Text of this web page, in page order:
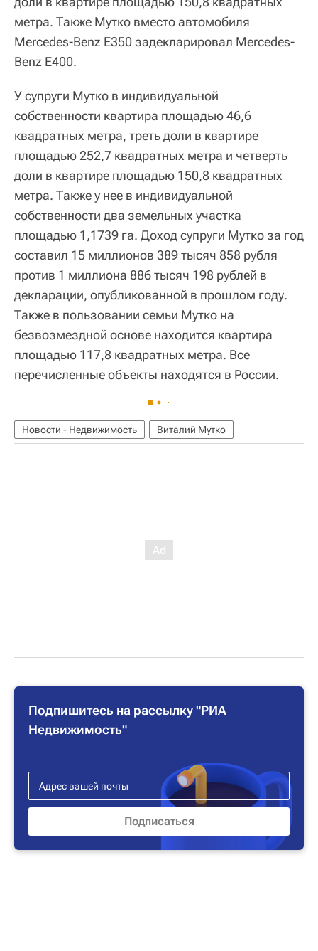
метра. Также Мутко вместо автомобиля
Mercedes-Benz Е350 задекларировал Mercedes-
Benz E400.
У супруги Мутко в индивидуальной
собственности квартира площадью 46,6
квадратных метра, треть доли в квартире
площадью 252,7 квадратных метра и четверть
доли в квартире площадью 150,8 квадратных
метра. Также у нее в индивидуальной
собственности два земельных участка
площадью 1,1739 га. Доход супруги Мутко за год
составил 15 миллионов 389 тысяч 858 рубля
против 1 миллиона 886 тысяч 198 рублей в
декларации, опубликованной в прошлом году.
Также в пользовании семьи Мутко на
безвозмездной основе находится квартира
площадью 117,8 квадратных метра. Все
перечисленные объекты находятся в России.
Новости - Недвижимость Виталий Мутко
Подпишитесь на рассылку "РИА
Недвижимость"